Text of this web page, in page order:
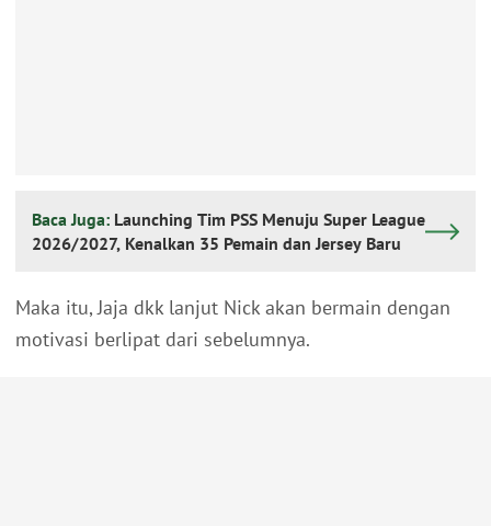
Baca Juga: Launching Tim PSS Menuju Super League
2026/2027, Kenalkan 35 Pemain dan Jersey Baru
Maka itu, Jaja dkk lanjut Nick akan bermain dengan
motivasi berlipat dari sebelumnya.